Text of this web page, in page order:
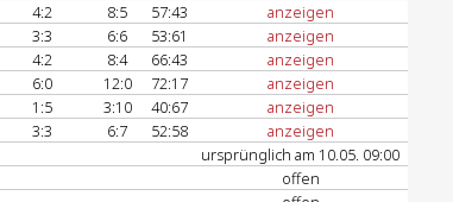
4:2 8:5 57:43
anzeigen
3:3 6:6 53:61
anzeigen
4:2 8:4 66:43
anzeigen
6:0 12:0 72:17
anzeigen
1:5 3:10 40:67
anzeigen
3:3 6:7 52:58
anzeigen
ursprünglich am 10.05. 09:00
offen